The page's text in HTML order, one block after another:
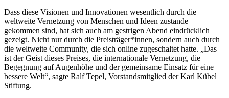
Dass diese Visionen und Innovationen wesentlich durch die
weltweite Vernetzung von Menschen und Ideen zustande
gekommen sind, hat sich auch am gestrigen Abend eindrücklich
gezeigt. Nicht nur durch die Preisträger*innen, sondern auch durch
die weltweite Community, die sich online zugeschaltet hatte. „Das
ist der Geist dieses Preises, die internationale Vernetzung, die
Begegnung auf Augenhöhe und der gemeinsame Einsatz für eine
bessere Welt“, sagte Ralf Tepel, Vorstandsmitglied der Karl Kübel
Stiftung.